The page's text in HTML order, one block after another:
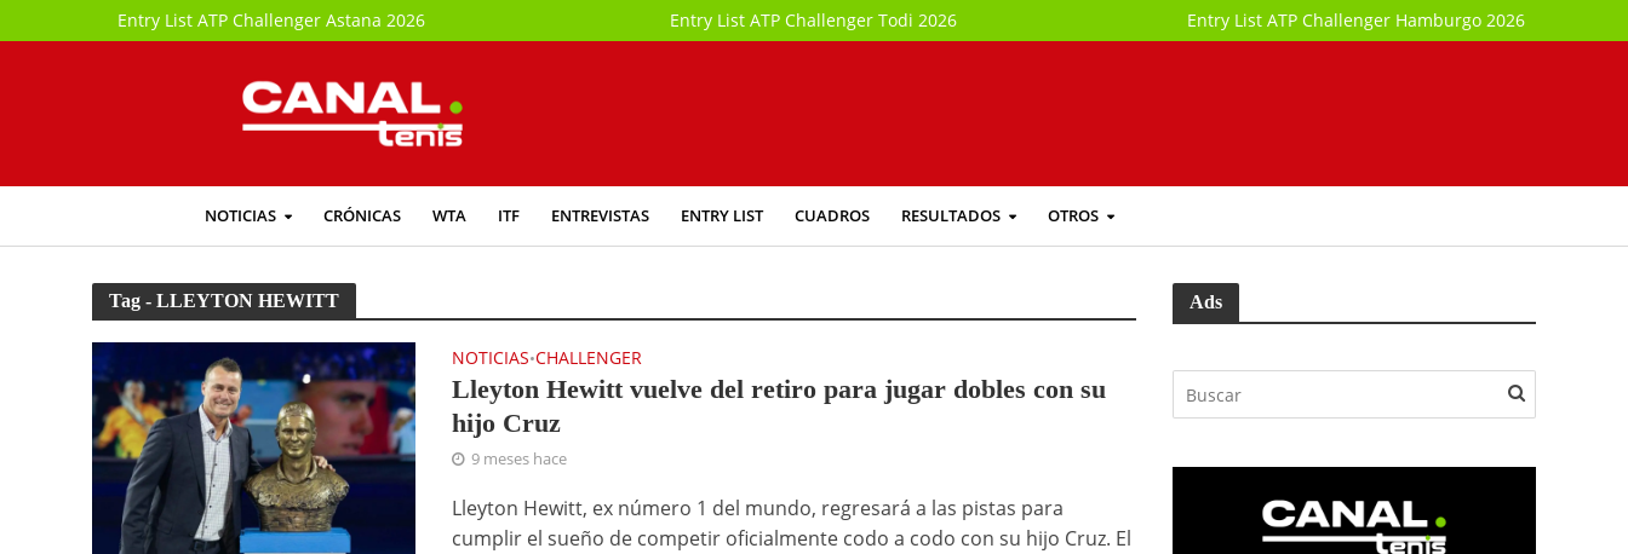
Entry List ATP Challenger Astana 2026 Entry List ATP Challenger Todi 2026 Entry List ATP Challenger Hamburgo 2026
NOTICIAS CRÓNICAS WTA ITF ENTREVISTAS ENTRY LIST CUADROS RESULTADOS OTROS
Tag - LLEYTON HEWITT
NOTICIAS•CHALLENGER
Lleyton Hewitt vuelve del retiro para jugar dobles con su
hijo Cruz
9 meses hace
Lleyton Hewitt, ex número 1 del mundo, regresará a las pistas para
cumplir el sueño de competir oficialmente codo a codo con su hijo Cruz. El
Ads